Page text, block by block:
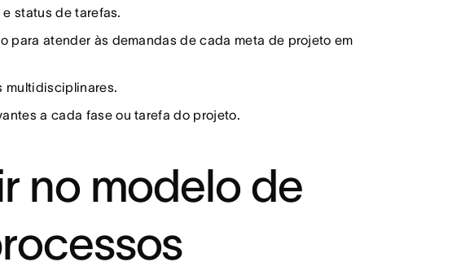
status de tarefas.
para atender às demandas de cada meta de projeto em
multidisciplinares.
a cada fase ou tarefa do projeto.
no modelo de